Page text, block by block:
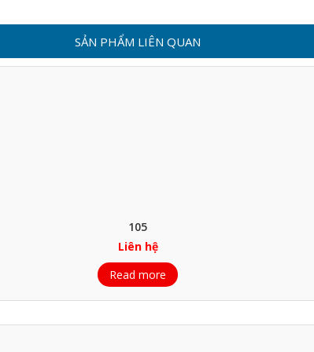
SẢN PHẨM LIÊN QUAN
105
Liên hệ
Read more